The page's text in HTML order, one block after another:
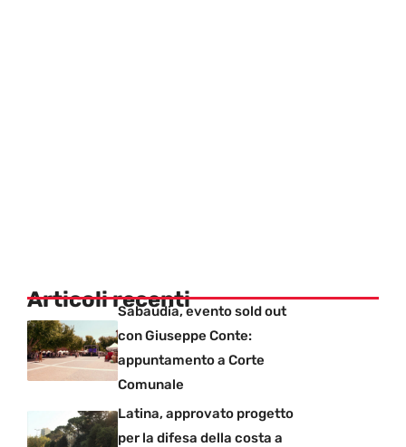
Articoli recentiSabaudia, evento sold out
con Giuseppe Conte:
appuntamento a Corte
Comunale
Latina, approvato progetto
per la difesa della costa a